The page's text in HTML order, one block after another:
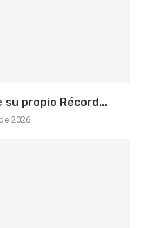
su propio Récord...
2026